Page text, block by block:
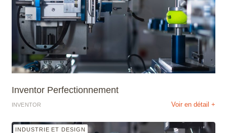
Inventor Perfectionnement
INVENTOR Voir en détail +
INDUSTRIE ET DESIGN